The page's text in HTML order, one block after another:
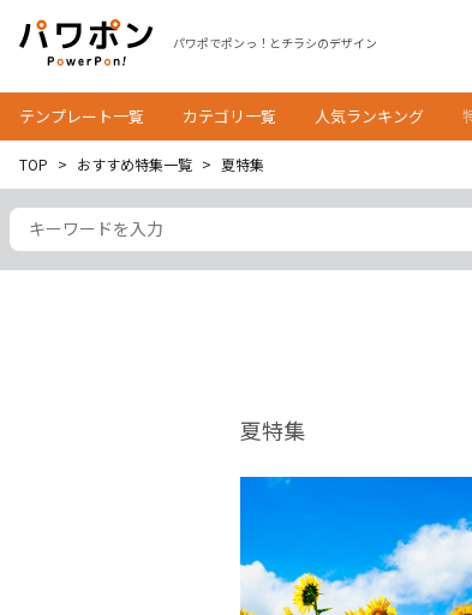
パワポでポンっ！とチラシのデザイン
テンプレート一覧 カテゴリ一覧 人気ランキング
TOP おすすめ特集一覧 夏特集
夏特集